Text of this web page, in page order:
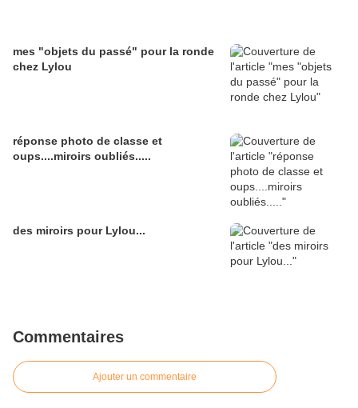
mes "objets du passé" pour la ronde
chez Lylou
réponse photo de classe et
oups....miroirs oubliés.....
des miroirs pour Lylou...
Commentaires
Ajouter un commentaire